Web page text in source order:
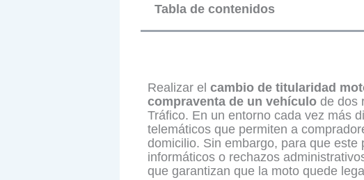
Tabla de contenidos
Realizar el cambio de titularidad
compraventa de un vehículo de dos
Tráfico. En un entorno cada vez más
telemáticos que permiten a
domicilio. Sin embargo, para que
informáticos o rechazos
que garantizan que la moto quede